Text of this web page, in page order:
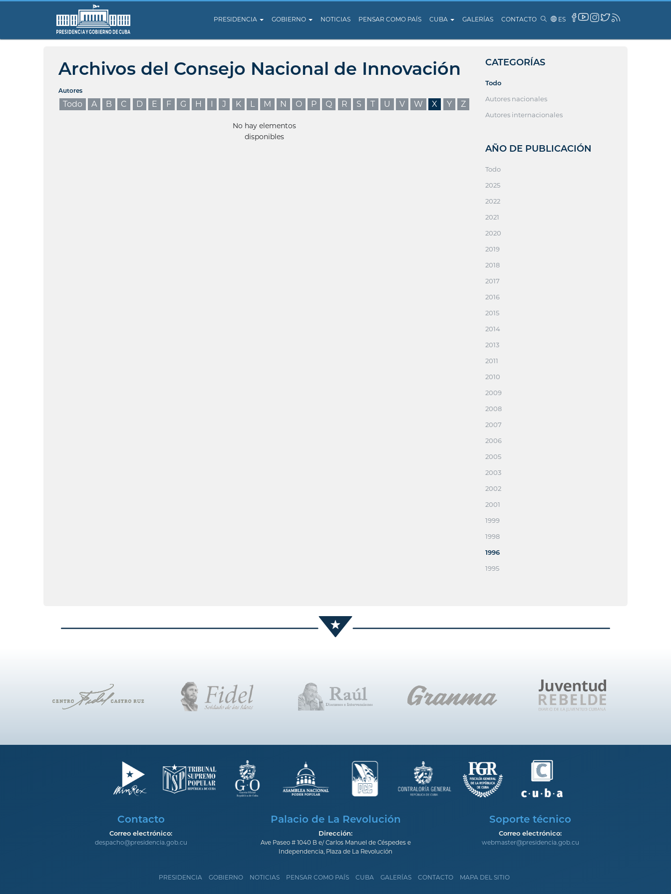
PRESIDENCIA GOBIERNO NOTICIAS PENSAR COMO PAÍS CUBA GALERÍAS CONTACTO ES
Archivos del Consejo Nacional de Innovación
Autores
Todo A B C D E F G H I J K L M N O P Q R S T U V W X Y Z
No hay elementos
disponibles
CATEGORÍAS
Todo
Autores nacionales
Autores internacionales
AÑO DE PUBLICACIÓN
Todo
2025
2022
2021
2020
2019
2018
2017
2016
2015
2014
2013
2011
2010
2009
2008
2007
2006
2005
2003
2002
2001
1999
1998
1996
1995
Contacto
Correo electrónico:
despacho@presidencia.gob.cu
Palacio de La Revolución
Dirección:
Ave Paseo # 1040 B e/ Carlos Manuel de Céspedes e
Independencia, Plaza de La Revolución
Soporte técnico
Correo electrónico:
webmaster@presidencia.gob.cu
PRESIDENCIA GOBIERNO NOTICIAS PENSAR COMO PAÍS CUBA GALERÍAS CONTACTO MAPA DEL SITIO